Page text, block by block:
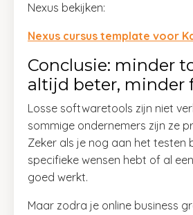
Nexus bekijken:
Nexus cursus template voor
Conclusie: minder
altijd beter, minder
Losse softwaretools zijn niet
sommige ondernemers zijn ze
Zeker als je nog aan het testen
specifieke wensen hebt of al
goed werkt.
Maar zodra je online business